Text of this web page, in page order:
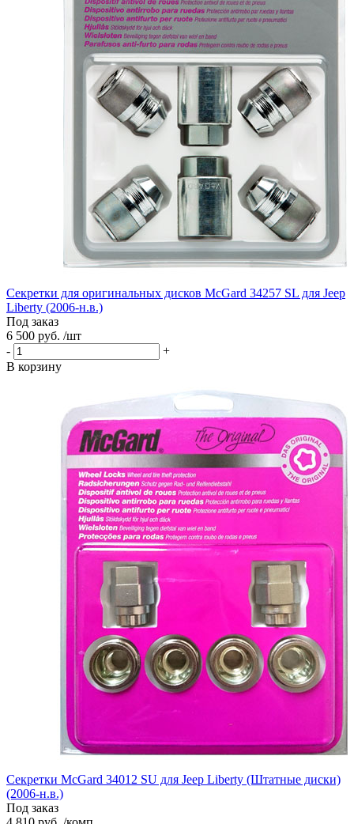
Секретки для оригинальных дисков McGard 34257 SL для Jeep
Liberty (2006-н.в.)
Под заказ
6 500 руб. /шт
-
+
В корзину
Секретки McGard 34012 SU для Jeep Liberty (Штатные диски)
(2006-н.в.)
Под заказ